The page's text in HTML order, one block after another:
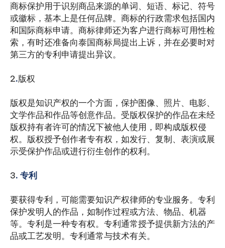
商标保护用于识别商品来源的单词、短语、标记、符号
或徽标，基本上是任何品牌。商标的行政需求包括国内
和国际商标申请。商标律师还为客户进行商标可用性检
索，有时还准备向泰国商标局提出上诉，并在必要时对
第三方的专利申请提出异议。
2.版权
版权是知识产权的一个方面，保护图像、照片、电影、
文学作品和作品等创意作品。受版权保护的作品在未经
版权持有者许可的情况下被他人使用，即构成版权侵
权。版权授予创作者专有权，如发行、复制、表演或展
示受保护作品或进行衍生创作的权利。
3. 专利
要获得专利，可能需要知识产权律师的专业服务。专利
保护发明人的作品，如制作过程或方法、物品、机器
等。专利是一种专有权。专利通常授予提供新方法的产
品或工艺发明。专利通常与技术有关。